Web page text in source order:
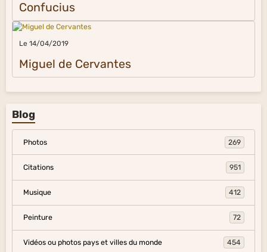
Confucius
Le 14/04/2019
Miguel de Cervantes
Blog
Photos 269
Citations 951
Musique 412
Peinture 72
Vidéos ou photos pays et villes du monde 454